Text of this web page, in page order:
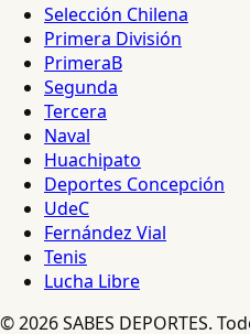
Selección Chilena
Primera División
PrimeraB
Segunda
Tercera
Naval
Huachipato
Deportes Concepción
UdeC
Fernández Vial
Tenis
Lucha Libre
© 2026 SABES DEPORTES.